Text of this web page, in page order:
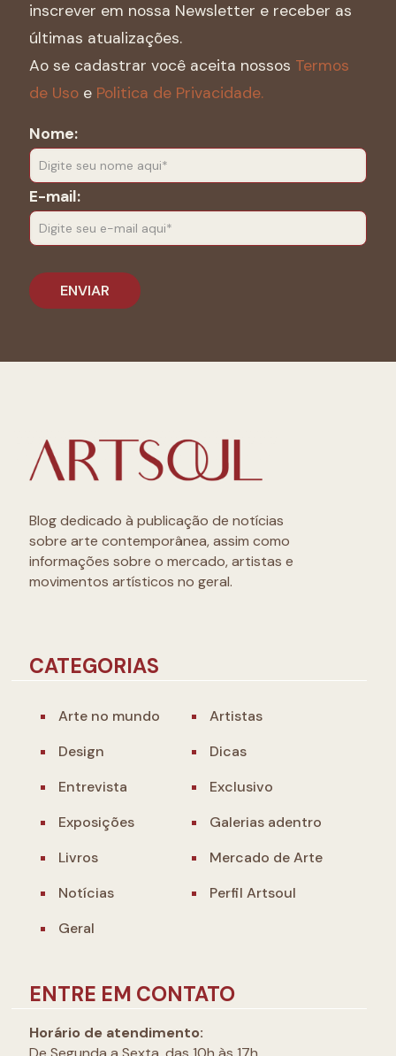
inscrever em nossa Newsletter e receber as
últimas atualizações.
Ao se cadastrar você aceita nossos Termos
de Uso e Politica de Privacidade.
Nome:
E-mail:
Blog dedicado à publicação de notícias
sobre arte contemporânea, assim como
informações sobre o mercado, artistas e
movimentos artísticos no geral.
CATEGORIAS
Arte no mundo
Artistas
Design
Dicas
Entrevista
Exclusivo
Exposições
Galerias adentro
Livros
Mercado de Arte
Notícias
Perfil Artsoul
Geral
ENTRE EM CONTATO
Horário de atendimento: